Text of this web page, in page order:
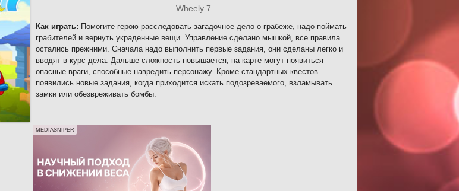
Wheely 7
Как играть: Помогите герою расследовать загадочное дело о грабеже, надо поймать
грабителей и вернуть украденные вещи. Управление сделано мышкой, все правила
остались прежними. Сначала надо выполнить первые задания, они сделаны легко и
вводят в курс дела. Дальше сложность повышается, на карте могут появиться
опасные враги, способные навредить персонажу. Кроме стандартных квестов
появились новые задания, когда приходится искать подозреваемого, взламывать
замки или обезвреживать бомбы.
MEDIASNIPER